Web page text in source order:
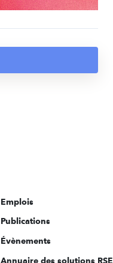
Emplois
Publications
Évènements
Annuaire des solutions RSE